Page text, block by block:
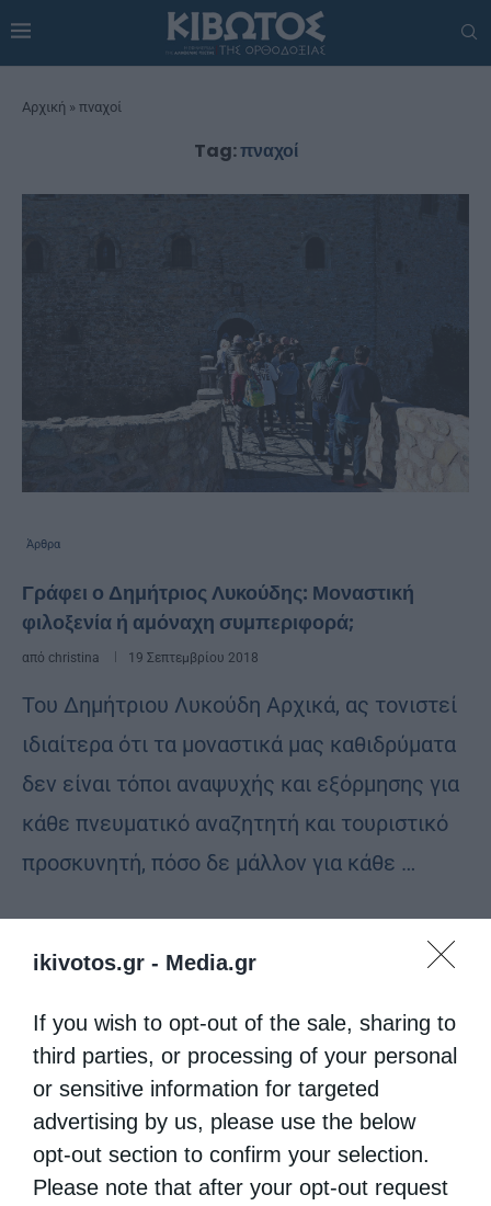
ikivotos.gr - Media.gr
If you wish to opt-out of the sale, sharing to
third parties, or processing of your personal
or sensitive information for targeted
advertising by us, please use the below
opt-out section to confirm your selection.
Please note that after your opt-out request
Αρχική » πναχοί
Tag:πναχοί
Άρθρα
Γράφει ο Δημήτριος Λυκούδης: Μοναστική
φιλοξενία ή αμόναχη συμπεριφορά;
από christina 19 Σεπτεμβρίου 2018
Του Δημήτριου Λυκούδη Αρχικά, ας τονιστεί
ιδιαίτερα ότι τα μοναστικά μας καθιδρύματα
δεν είναι τόποι αναψυχής και εξόρμησης για
κάθε πνευματικό αναζητητή και τουριστικό
προσκυνητή, πόσο δε μάλλον για κάθε …